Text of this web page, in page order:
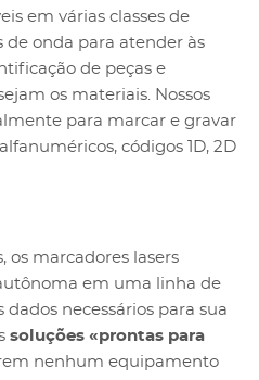
em várias classes de
onda para atender às
de peças e
os materiais. Nossos
para marcar e gravar
códigos 1D, 2D
marcadores lasers
em uma linha de
necessários para sua
soluções «prontas para
nenhum equipamento